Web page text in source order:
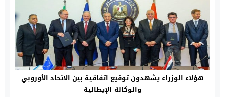
هؤلاء الوزراء يشهدون توقيع اتفاقية بين الاتحاد الأوروبي
والوكالة الإيطالية